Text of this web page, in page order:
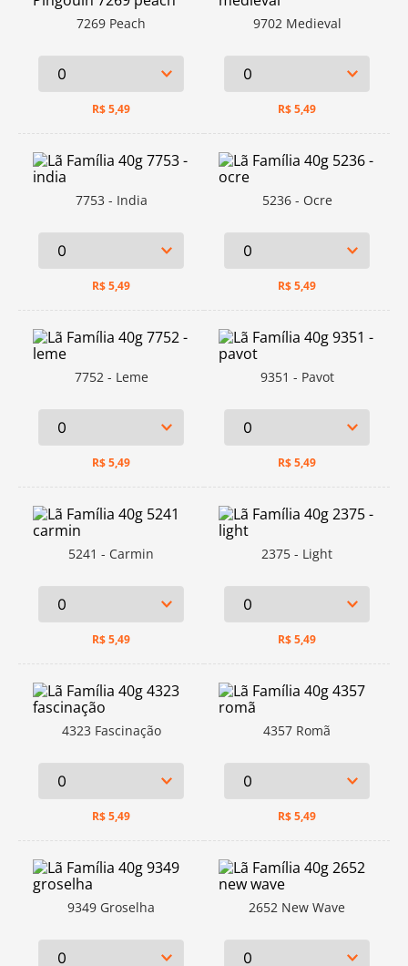
7269 Peach
R$5,49
9702 Medieval
R$5,49
7753 - India
R$5,49
5236 - Ocre
R$5,49
7752 - Leme
R$5,49
9351 - Pavot
R$5,49
5241 - Carmin
R$5,49
2375 - Light
R$5,49
4323 Fascinação
R$5,49
4357 Romã
R$5,49
9349 Groselha 2652 New Wave